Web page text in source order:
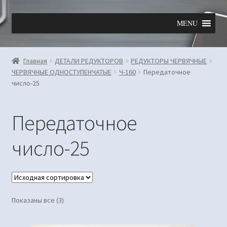
к
к
MENU
Главная ДЕТАЛИ РЕДУКТОРОВ
РЕДУКТОРЫ ЧЕРВЯЧНЫЕ
ЧЕРВЯЧНЫЕ ОДНОСТУПЕНЧАТЫЕ
Ч-160
Передаточное
число-25
Передаточное
число-25
Показаны все (3)